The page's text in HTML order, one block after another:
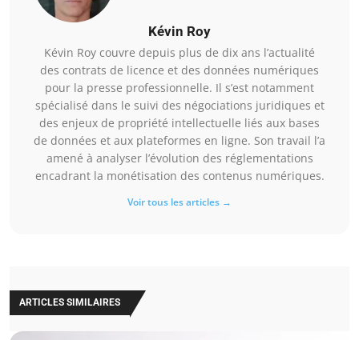
Kévin Roy
Kévin Roy couvre depuis plus de dix ans l’actualité
des contrats de licence et des données numériques
pour la presse professionnelle. Il s’est notamment
spécialisé dans le suivi des négociations juridiques et
des enjeux de propriété intellectuelle liés aux bases
de données et aux plateformes en ligne. Son travail l’a
amené à analyser l’évolution des réglementations
encadrant la monétisation des contenus numériques.
Voir tous les articles →
ARTICLES SIMILAIRES